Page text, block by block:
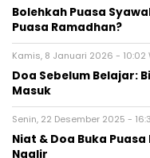
Bolehkah Puasa
Puasa Ramadhan?
Kamis, 8 Januari 2026 - 10:02
Doa Sebelum Belajar:
Masuk
Senin, 22 Desember 2025 -
Niat & Doa Buka
Ngalir